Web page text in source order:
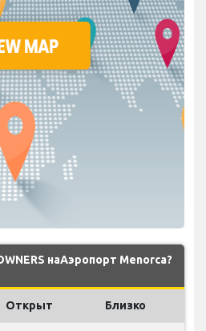
наАэропорт Menorca?
Открыт Близко